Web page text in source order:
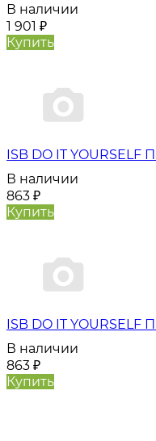
В наличии
1 901 ₽
Купить
ISB DO IT YOURSELF
В наличии
863 ₽
Купить
ISB DO IT
В наличии
863 ₽
Купить